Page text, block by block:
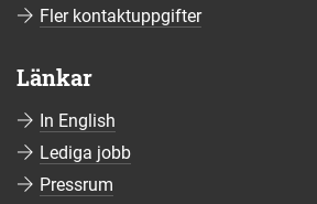
Fler kontaktuppgifter
Länkar
In English
Lediga jobb
Pressrum